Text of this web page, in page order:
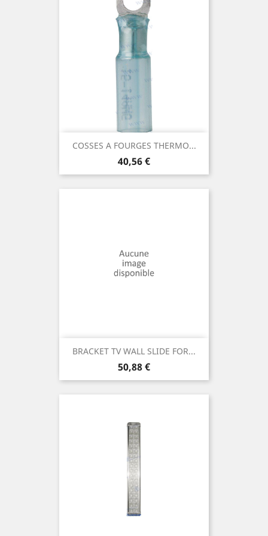
COSSES A FOURGES THERMO...
Prix
40,56 €
BRACKET TV WALL SLIDE FOR...
Prix
50,88 €